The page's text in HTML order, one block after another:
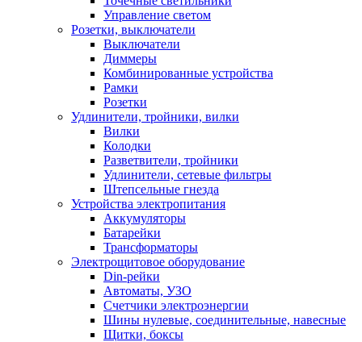
Управление светом
Розетки, выключатели
Выключатели
Диммеры
Комбинированные устройства
Рамки
Розетки
Удлинители, тройники, вилки
Вилки
Колодки
Разветвители, тройники
Удлинители, сетевые фильтры
Штепсельные гнезда
Устройства электропитания
Аккумуляторы
Батарейки
Трансформаторы
Электрощитовое оборудование
Din-рейки
Автоматы, УЗО
Счетчики электроэнергии
Шины нулевые, соединительные, навесные
Щитки, боксы